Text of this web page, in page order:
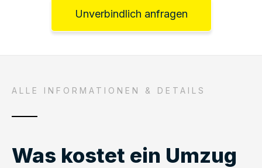
Unverbindlich anfragen
ALLE INFORMATIONEN & DETAILS
Was kostet ein Umzug